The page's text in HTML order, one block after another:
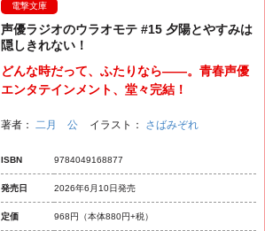
電撃文庫
声優ラジオのウラオモテ #15 夕陽とやすみは
隠しきれない！
どんな時だって、ふたりなら――。青春声優
エンタテインメント、堂々完結！
著者： 二月 公 イラスト： さばみぞれ
ISBN 9784049168877
発売日 2026年6月10日発売
定価 968円 （本体880円+税）